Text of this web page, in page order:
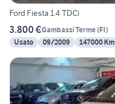
Ford Fiesta 1.4 TDCi
3.800 €Gambassi Terme(FI)
Usato
09/2009 147000 Km